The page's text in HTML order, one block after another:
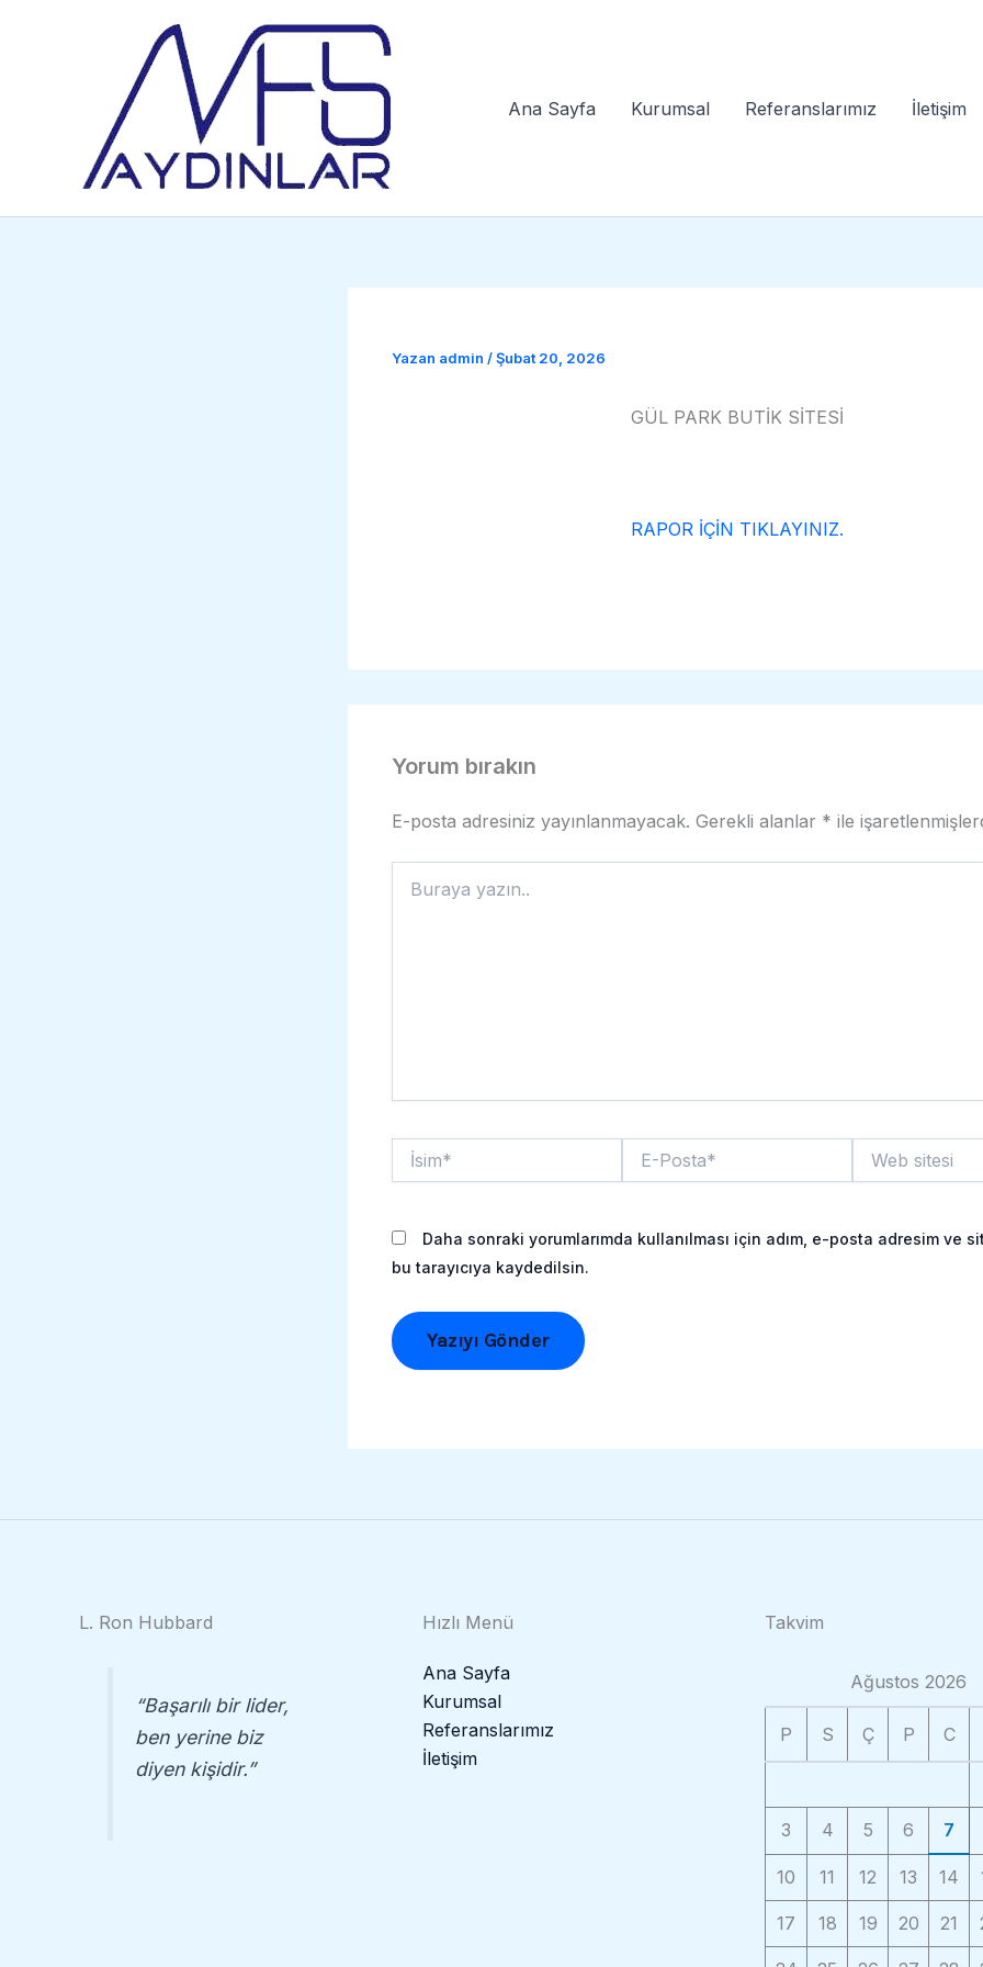
Ana Sayfa Kurumsal Referanslarımız İletişim
Yazan admin /Şubat 20, 2026
GÜL PARK BUTİK SİTESİ
RAPOR İÇİN TIKLAYINIZ.
Yorum bırakın
E-posta adresiniz yayınlanmayacak. Gerekli alanlar * ile
yazın..
İsim*
Posta*
sitesi
Daha sonraki yorumlarımda kullanılması için adım, e-posta adresim ve
bu tarayıcıya kaydedilsin.
L. Ron Hubbard
“Başarılı bir lider,
ben yerine biz
diyen kişidir.”
Hızlı Menü
Ana Sayfa
Kurumsal
Referanslarımız
İletişim
Takvim
Ağustos 2026
P S Ç P C
3 4 5 6 7
10 11 12 13 14
17 18 19 20 21